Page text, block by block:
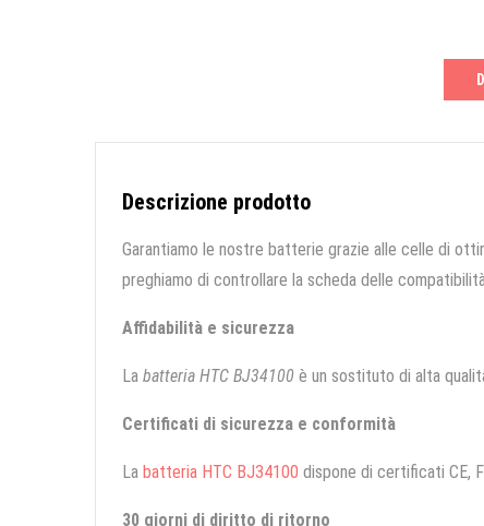
Descrizione prodotto
Garantiamo le nostre batterie grazie alle celle di
preghiamo di controllare la scheda delle
Affidabilità e sicurezza
La batteria HTC BJ34100 è un sostituto di alta
Certificati di sicurezza e conformità
La batteria HTC BJ34100 dispone di certificati CE,
30 giorni di diritto di ritorno